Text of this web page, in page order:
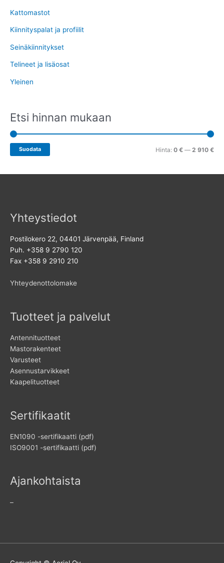
Kattomastot
Kiinnityspalat ja profiilit
Seinäkiinnitykset
Telineet ja lisäosat
Yleinen
Etsi hinnan mukaan
Suodata Hinta: 0 € — 2 910 €
Yhteystiedot
Postilokero 22, 04401 Järvenpää, Finland
Puh. +358 9 2790 120
Fax +358 9 2910 210
Yhteydenottolomake
Tuotteet ja palvelut
Antennituotteet
Mastorakenteet
Varusteet
Asennustarvikkeet
Kaapelituotteet
Sertifikaatit
EN1090 -sertifikaatti (pdf)
ISO9001 -sertifikaatti (pdf)
Ajankohtaista
–